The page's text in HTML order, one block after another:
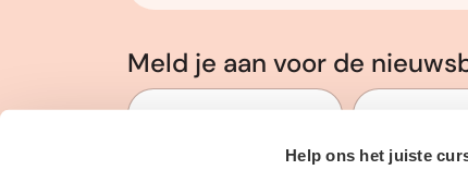
Help ons het juiste
Meld je aan voor de